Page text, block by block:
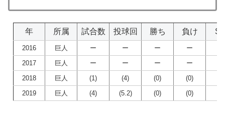
年 所属 試合数 投球回 勝ち 負け S
2016 巨人 ー ー ー ー
2017
巨人 ー ー ー ー
2018
巨人 (1) (4) (0) (0)
2019
巨人 (4) (5.2) (0) (0)